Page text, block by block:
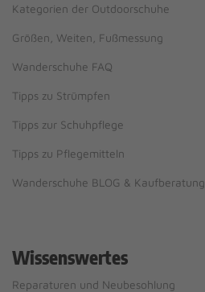
Kategorien der Outdoorschuhe
Größen, Weiten, Fußmessung
Wanderschuhe FAQ
Tipps zu Strümpfen
Tipps zur Schuhpflege
Tipps zu Pflegemitteln
Wanderschuhe BLOG & Kaufberatung
Wissenswertes
Reparaturen und Neubesohlung